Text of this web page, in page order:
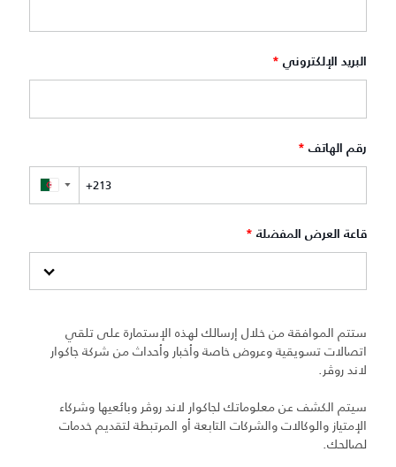
البريد الإلكتروني *
رقم الهاتف *
▼
قاعة العرض المفضلة *
ستتم الموافقة من خلال إرسالك لهذه الإستمارة على تلقي
اتصالات تسويقية وعروض خاصة وأخبار وأحداث من شركة جاكوار
لاند روڤر.
سيتم الكشف عن معلوماتك لجاكوار لاند روڤر وبائعيها وشركاء
الإمتياز والوكالات والشركات التابعة أو المرتبطة لتقديم خدمات
لصالحك.